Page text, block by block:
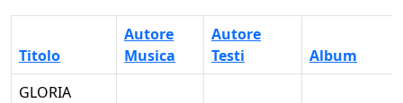
Titolo
Autore
Musica
Autore
Testi
Album
GLORIA